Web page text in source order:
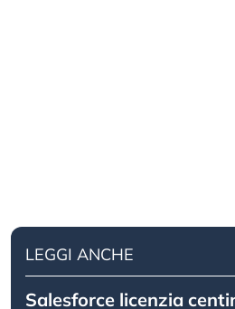
LEGGI ANCHE
Salesforce licenzia